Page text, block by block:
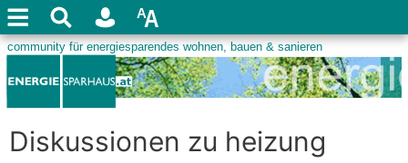
Diskussionen zu heizung